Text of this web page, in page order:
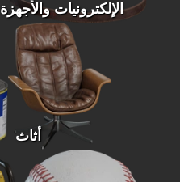
الإلكترونيات والأجهزة
أثاث